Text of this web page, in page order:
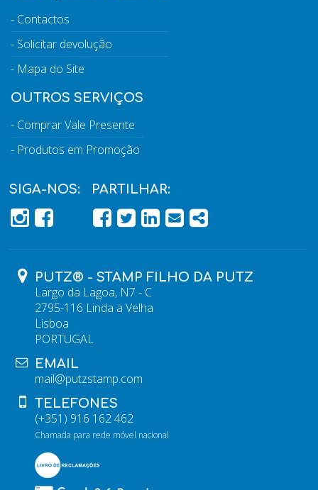
Contactos
Solicitar devolução
Mapa do Site
OUTROS SERVIÇOS
Comprar Vale Presente
Produtos em Promoção
SIGA-NOS:
PÁGINA DO FACEBOOK
PÁGINA DO FACEBOOK
PARTILHAR:
FACEBOOK
TWITTER
LINKEDIN
EMAIL
PUTZ® - STAMP FILHO DA PUTZ
Largo da Lagoa, N7 - C
2795-116 Linda a Velha
Lisboa
PORTUGAL
EMAIL
mail@putzstamp.com
TELEFONES
(+351) 916 162 462
Chamada para rede móvel nacional